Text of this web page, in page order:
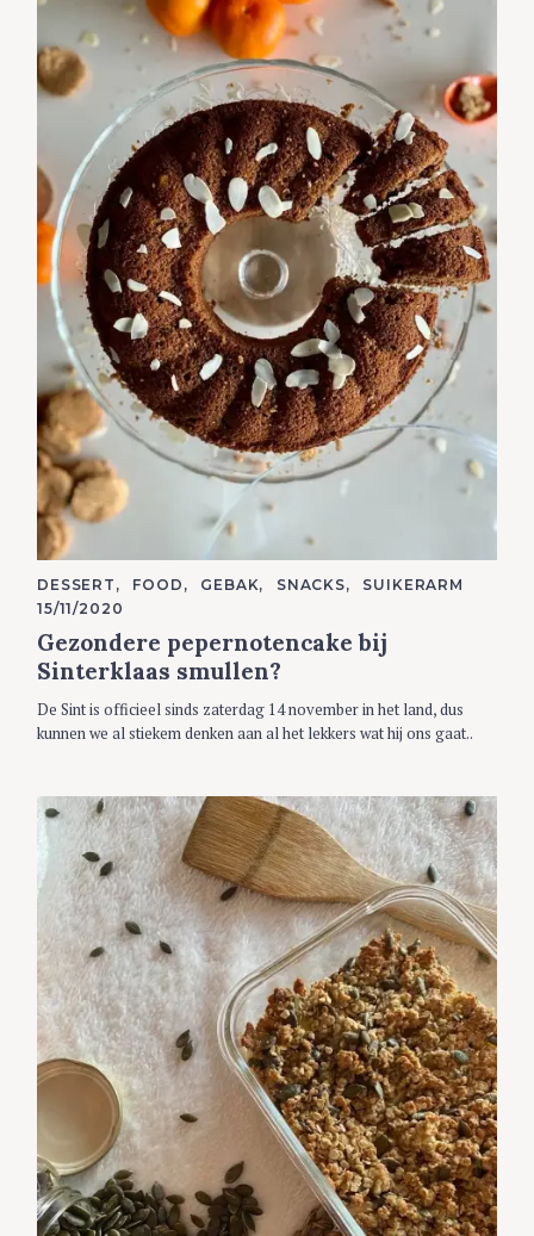
C
A
T
E
G
O
R
E
S
DESSERT FOOD GEBAK SNACKS
SUIKERARM
15/11/2020
Gezondere pepernotencake bij
Sinterklaas smullen?
De Sint is officieel sinds zaterdag 14 november in het land, dus
kunnen we al stiekem denken aan al het lekkers wat hij ons gaat..